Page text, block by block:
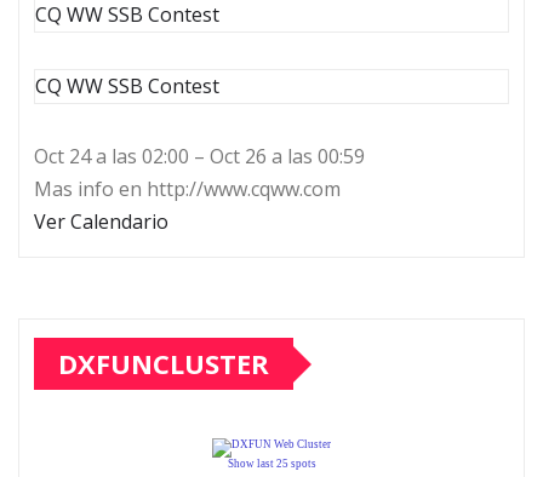
CQ WW SSB Contest
CQ WW SSB Contest
Oct 24 a las 02:00 – Oct 26 a las 00:59
Mas info en http://www.cqww.com
Ver Calendario
DXFUNCLUSTER